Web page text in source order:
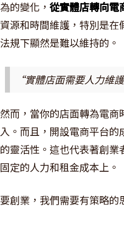
為的變化， 從實體店轉向電
資源和時間維護，特別是
法規下顯然是難以維持的。
“實體店面需要人力維
然而，當你的店面轉為電商
入。而且，開設電商平台
的靈活性。這也代表著創
固定的人力和租金成本上。
要創業，我們需要有策略的